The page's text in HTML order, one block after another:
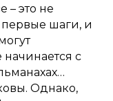
– это не
шаги, и
с
Однако,